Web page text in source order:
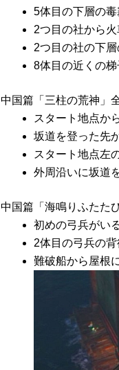
5体目の下層の
2つ目の社から
2つ目の社の下
8体目の近くの
中国篇「三柱の荒神」
スタート地点か
坂道を登った先
スタート地点左
外周沿いに坂道
中国篇「海鳴りふたた
初めの弓兵がい
2体目の弓兵の
難破船から屋根